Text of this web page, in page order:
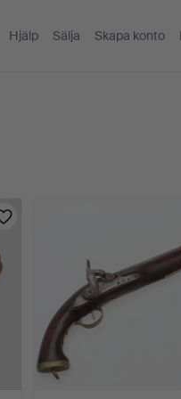
Hjälp Sälja Skapa konto